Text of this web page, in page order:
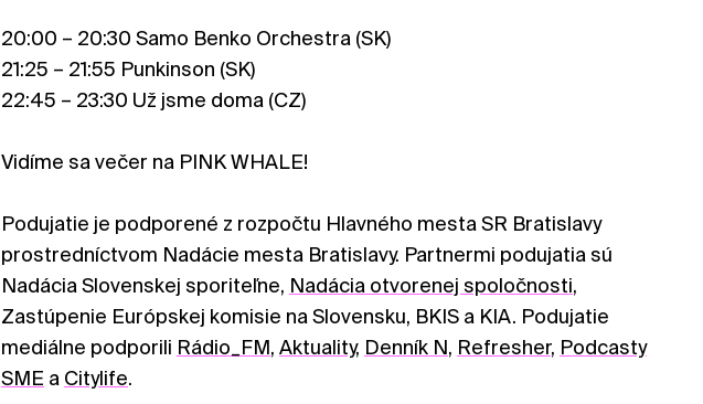
20:00 – 20:30 Samo Benko Orchestra (SK)
21:25 – 21:55 Punkinson (SK)
22:45 – 23:30 Už jsme doma (CZ)
Vidíme sa večer na PINK WHALE!
Podujatie je podporené z rozpočtu Hlavného mesta SR Bratislavy
prostredníctvom Nadácie mesta Bratislavy. Partnermi podujatia sú
Nadácia Slovenskej sporiteľne, Nadácia otvorenej spoločnosti,
Zastúpenie Európskej komisie na Slovensku, BKIS a KIA. Podujatie
mediálne podporili Rádio_FM, Aktuality, Denník N, Refresher, Podcasty
SME a Citylife.